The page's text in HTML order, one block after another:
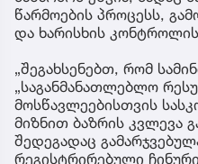
წარმოების პროცესს,
და ხარისხის კონტროლის
„შეგახსენებთ, რომ
„საგანმანათლებლო
მოსწავლეებისთვის
მიზნით ბაზრის კვლევა
შედეგადაც
რეგისტრირებული ჩინური